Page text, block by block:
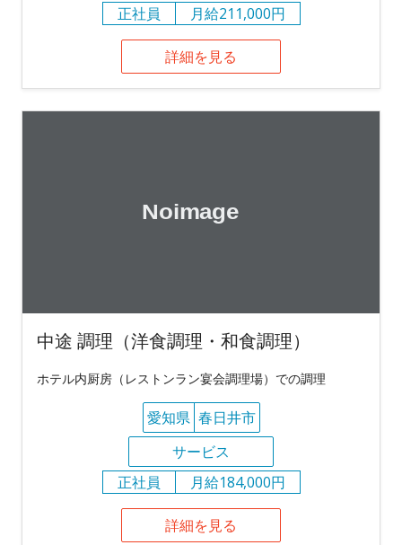
正社員
月給211,000円
詳細を見る
中途 調理（洋食調理・和食調理）
ホテル内厨房（レストンラン宴会調理場）での調理
愛知県 春日井市
サービス
正社員
月給184,000円
詳細を見る